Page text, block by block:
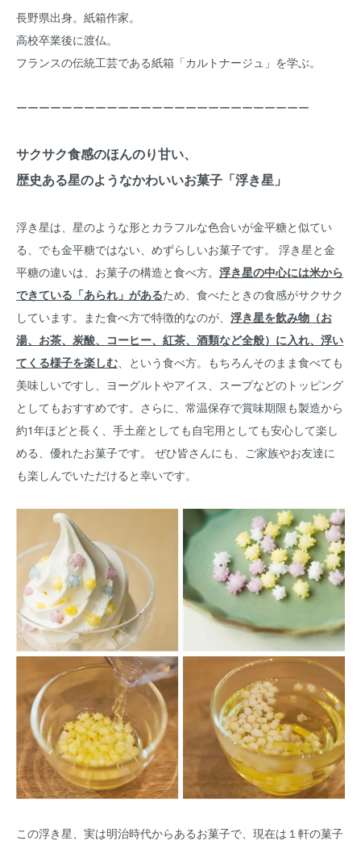
長野県出身。紙箱作家。
高校卒業後に渡仏。
フランスの伝統工芸である紙箱「カルトナージュ」を学ぶ。
ーーーーーーーーーーーーーーーーーーーーーーーーーー
サクサク食感のほんのり甘い、
歴史ある星のようなかわいいお菓子「浮き星」
浮き星は、星のような形とカラフルな色合いが金平糖と似てい
る、でも金平糖ではない、めずらしいお菓子です。 浮き星と金
平糖の違いは、お菓子の構造と食べ方。 浮き星の中心には米から
できている「あられ」があるため、食べたときの食感がサクサク
しています。また食べ方で特徴的なのが、 浮き星を飲み物（お
湯、お茶、炭酸、コーヒー、紅茶、酒類など全般）に入れ、浮い
てくる様子を楽しむ、という食べ方。もちろんそのまま食べても
美味しいですし、ヨーグルトやアイス、スープなどのトッピング
としてもおすすめです。さらに、常温保存で賞味期限も製造から
約1年ほどと長く、手土産としても自宅用としても安心して楽し
める、優れたお菓子です。 ぜひ皆さんにも、ご家族やお友達に
も楽しんでいただけると幸いです。
この浮き星、実は明治時代からあるお菓子で、現在は１軒の菓子